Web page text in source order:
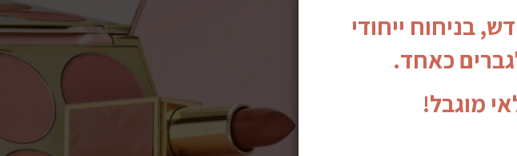
בניחוח ייחודי
כאחד.
מוגבל!